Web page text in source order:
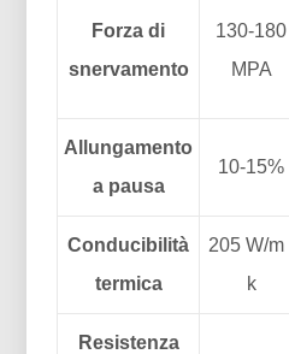
Forza di
snervamento
130-180
MPA
Allungamento
a pausa
10-15%
Conducibilità
termica
205 W/m
k
Resistenza